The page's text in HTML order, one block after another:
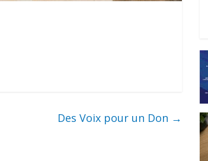
Des Voix pour un Don →